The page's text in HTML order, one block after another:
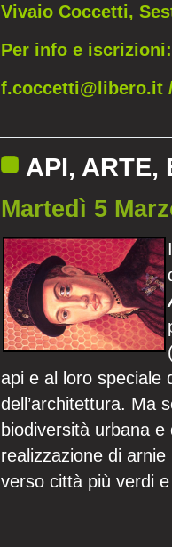
Vivaio Coccetti,
Per info e iscrizioni:
f.coccetti@libero.it
API, ARTE,
Martedì 5
api e al loro speciale
dell’architettura. Ma
biodiversità urbana
realizzazione di
verso città più verdi